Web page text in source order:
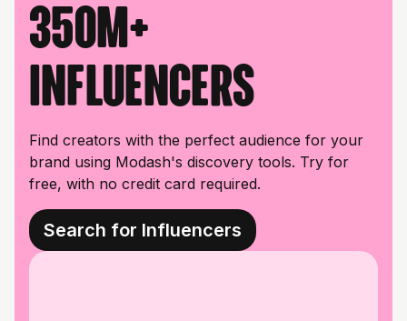
350M+
influencers
Find creators with the perfect audience for your
brand using Modash's discovery tools. Try for
free, with no credit card required.
Search for Influencers